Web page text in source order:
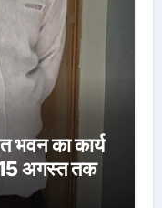
भवन का कार्य
अगस्त तक